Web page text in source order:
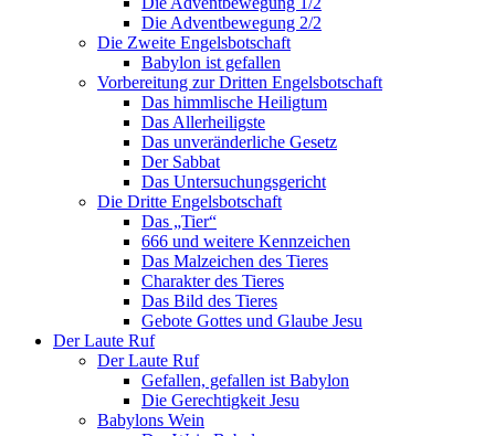
Die Adventbewegung 2/2
Die Zweite Engelsbotschaft
Babylon ist gefallen
Vorbereitung zur Dritten Engelsbotschaft
Das himmlische Heiligtum
Das Allerheiligste
Das unveränderliche Gesetz
Der Sabbat
Das Untersuchungsgericht
Die Dritte Engelsbotschaft
Das „Tier“
666 und weitere Kennzeichen
Das Malzeichen des Tieres
Charakter des Tieres
Das Bild des Tieres
Gebote Gottes und Glaube Jesu
Der Laute Ruf
Der Laute Ruf
Gefallen, gefallen ist Babylon
Die Gerechtigkeit Jesu
Babylons Wein